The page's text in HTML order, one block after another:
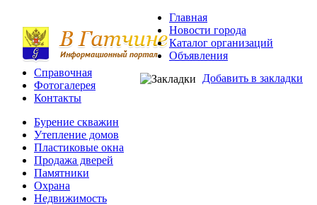
Добавить в закладки
Главная
Новости города
Каталог организаций
Объявления
Справочная
Фотогалерея
Контакты
Бурение скважин
Утепление домов
Пластиковые окна
Продажа дверей
Памятники
Охрана
Недвижимость